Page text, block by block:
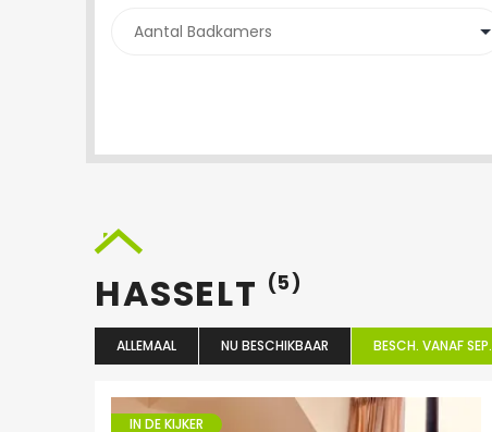
HASSELT (5)
ALLEMAAL NU BESCHIKBAAR BESCH. VANAF SEP.
IN DE KIJKER